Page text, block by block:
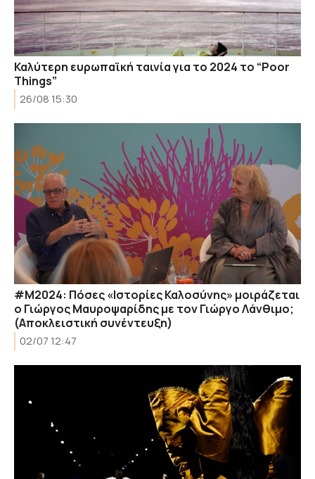
Καλύτερη ευρωπαϊκή ταινία για το 2024 το “Poor
Things”
26/08 15:30
#M2024: Πόσες «Ιστορίες Καλοσύνης» μοιράζεται
ο Γιώργος Μαυροψαρίδης με τον Γιώργο Λάνθιμο;
(Αποκλειστική συνέντευξη)
02/07 12:47